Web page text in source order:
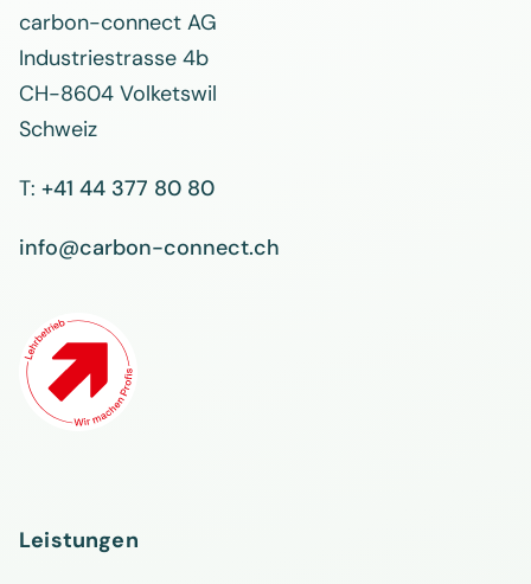
carbon-connect AG
Industriestrasse 4b
CH-8604 Volketswil
Schweiz
T: +41 44 377 80 80
info@carbon-connect.ch
Leistungen